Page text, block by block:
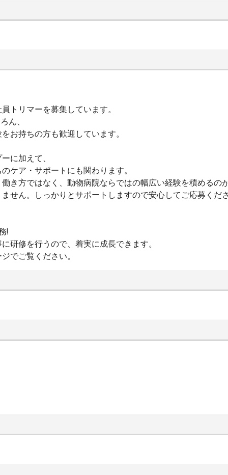
トリマーを募集しています。
ん、
お持ちの方も歓迎しています。
に加えて、
ケア・サポートにも関わります。
き方ではなく、動物病院ならではの幅広い経験を積めるのが
せん。しっかりとサポートしますので安心してご応募くださ
!
研修を行うので、着実に成長できます。
でご覧ください。